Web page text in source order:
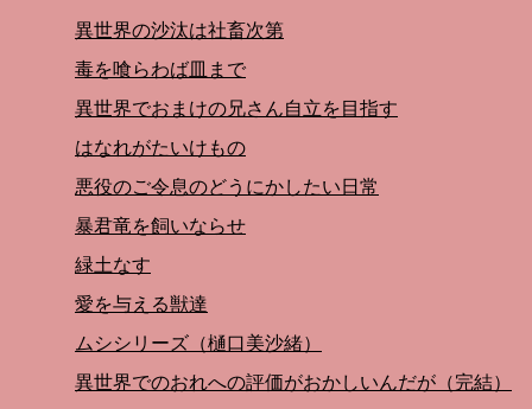
異世界の沙汰は社畜次第
毒を喰らわば皿まで
異世界でおまけの兄さん自立を目指す
はなれがたいけもの
悪役のご令息のどうにかしたい日常
暴君竜を飼いならせ
緑土なす
愛を与える獣達
ムシシリーズ（樋口美沙緒）
異世界でのおれへの評価がおかしいんだが（完結）